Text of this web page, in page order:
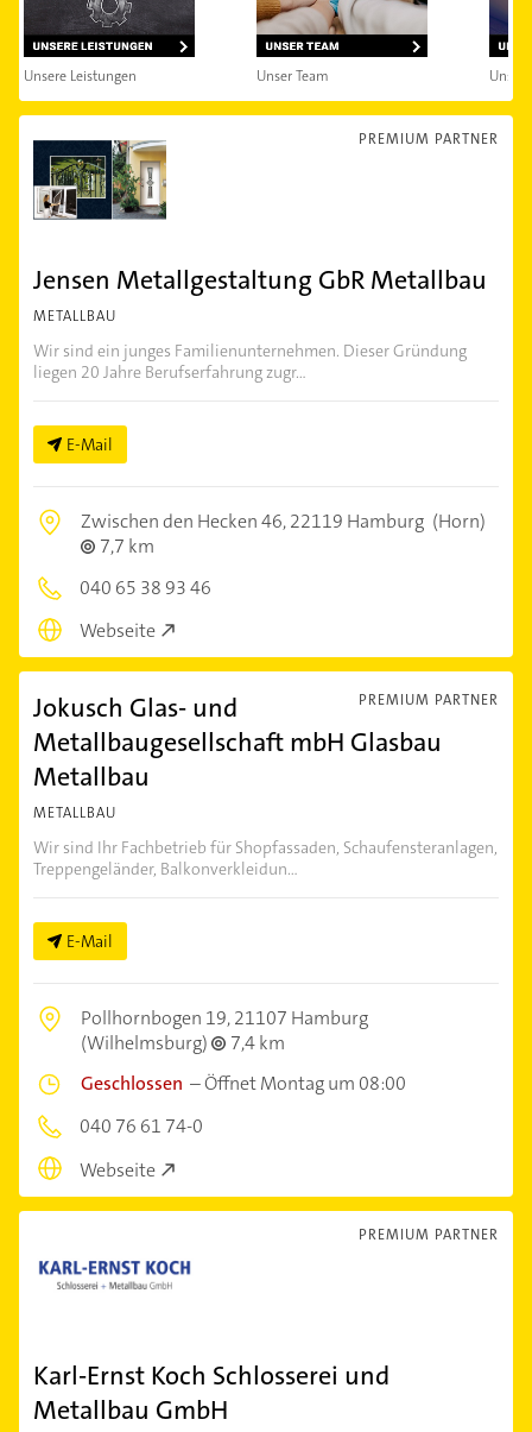
Unsere Leistungen Unser Team
PREMIUM PARTNER
Jensen Metallgestaltung GbR Metallbau
METALLBAU
Wir sind ein junges Familienunternehmen. Dieser Gründung
liegen 20 Jahre Berufserfahrung zugr...
E-Mail
Zwischen den Hecken 46,22119 Hamburg (Horn)
7,7 km
040 65 38 93 46
Webseite
PREMIUM PARTNER
Jokusch Glas- und
Metallbaugesellschaft mbH Glasbau
Metallbau
METALLBAU
Wir sind Ihr Fachbetrieb für Shopfassaden, Schaufensteranlagen,
Treppengeländer, Balkonverkleidun...
E-Mail
Pollhornbogen 19,21107 Hamburg
(Wilhelmsburg)
7,4 km
Geschlossen –Öffnet Montag um 08:00
040 76 61 74-0
Webseite
PREMIUM PARTNER
Karl-Ernst Koch Schlosserei und
Metallbau GmbH